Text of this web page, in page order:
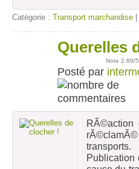
Catégorie : Transport marchandise
Querelles
Note 2.88/
Posté par
RÃ©action
transports.
Publication